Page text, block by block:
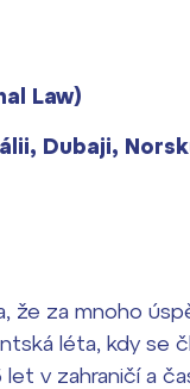
Law)
Dubaji,
že za mnoho
léta, kdy se
v zahraničí a